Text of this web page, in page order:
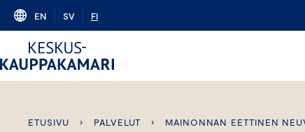
Skip
content
EN SV FI
ETUSIVU › PALVELUT › MAINONNAN EETTINEN